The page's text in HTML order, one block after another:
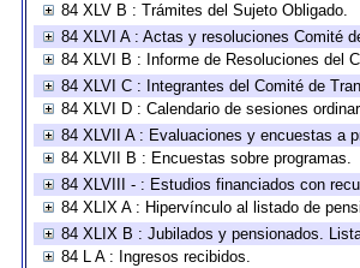
84 XLV B : Trámites del Sujeto Obligado.
84 XLVI A : Actas y resoluciones Comité
84 XLVI B : Informe de Resoluciones del
84 XLVI C : Integrantes del Comité de
84 XLVI D : Calendario de sesiones
84 XLVII A : Evaluaciones y encuestas a
84 XLVII B : Encuestas sobre programas.
84 XLVIII - : Estudios financiados con
84 XLIX A : Hipervínculo al listado de
84 XLIX B : Jubilados y pensionados.
84 L A : Ingresos recibidos.